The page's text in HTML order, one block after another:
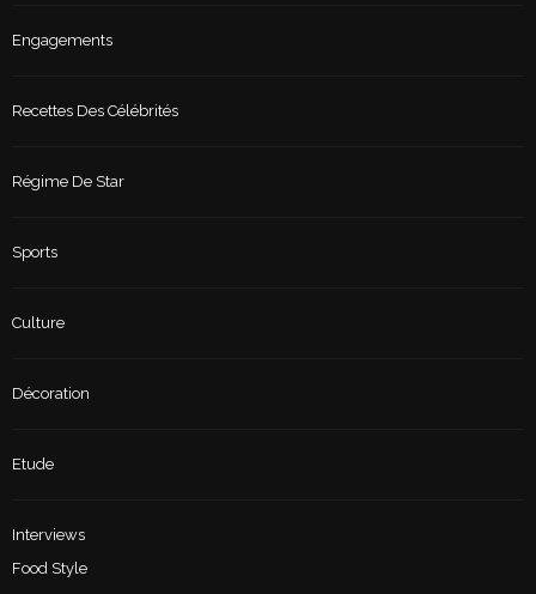
Engagements
Recettes Des Célébrités
Régime De Star
Sports
Culture
Décoration
Etude
Interviews
Food Style